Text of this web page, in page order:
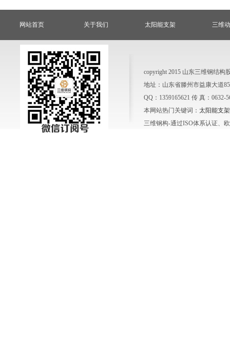
网站首页 关于我们 太阳能支架 三维
copyright 2015 山东三维钢结构
地址：山东省滕州市益康大道
QQ：1359165621 传 真：0632-
本网站热门关键词： 太阳能支架
三维钢构-通过ISO体系认证、